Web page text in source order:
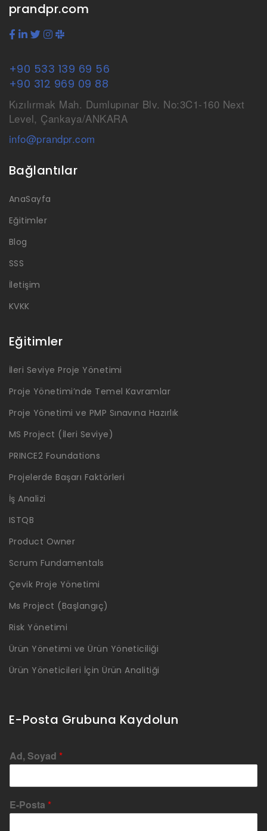
prandpr.com
+90 533 139 69 56
+90 312 969 09 88
Kızılırmak Mah. Dumlupınar Blv. No:3C1-160 Next
Level, Çankaya/ANKARA
info@prandpr.com
Bağlantılar
AnaSayfa
Eğitimler
Blog
SSS
İletişim
KVKK
Eğitimler
İleri Seviye Proje Yönetimi
Proje Yönetimi’nde Temel Kavramlar
Proje Yönetimi ve PMP Sınavına Hazırlık
MS Project (İleri Seviye)
PRINCE2 Foundations
Projelerde Başarı Faktörleri
İş Analizi
ISTQB
Product Owner
Scrum Fundamentals
Çevik Proje Yönetimi
Ms Project (Başlangıç)
Risk Yönetimi
Ürün Yönetimi ve Ürün Yöneticiliği
Ürün Yöneticileri İçin Ürün Analitiği
E-Posta Grubuna Kaydolun
Ad, Soyad *
E-Posta *